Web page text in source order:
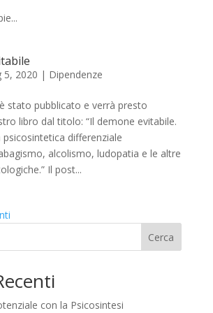
5, 2020 | Dipendenze
stato pubblicato e verrà presto
libro dal titolo: “Il demone evitabile.
differenziale
alcolismo, ludopatia e le altre
Il post...
Cerca
con la Psicosintesi